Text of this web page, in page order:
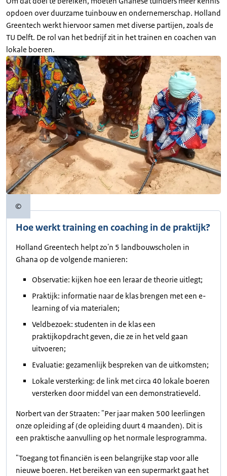
©Copyrightinformatie
opdoen over duurzame tuinbouw en ondernemerschap. Holland
Greentech werkt hiervoor samen met diverse partijen, zoals de
TU Delft. De rol van het bedrijf zit in het trainen en coachen van
lokale boeren.
Hoe werkt training en coaching in de praktijk?
Holland Greentech helpt zo'n 5 landbouwscholen in
Ghana op de volgende manieren:
Observatie: kijken hoe een leraar de theorie uitlegt;
Praktijk: informatie naar de klas brengen met een e-
learning of via materialen;
Veldbezoek: studenten in de klas een
praktijkopdracht geven, die ze in het veld gaan
uitvoeren;
Evaluatie: gezamenlijk bespreken van de uitkomsten;
Lokale versterking: de link met circa 40 lokale boeren
versterken door middel van een demonstratieveld.
Norbert van der Straaten: "Per jaar maken 500 leerlingen
onze opleiding af (de opleiding duurt 4 maanden). Dit is
een praktische aanvulling op het normale lesprogramma.
"Toegang tot financiën is een belangrijke stap voor alle
nieuwe boeren. Het bereiken van een supermarkt gaat het